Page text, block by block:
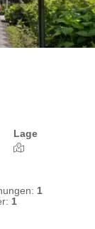
Lage
1
1